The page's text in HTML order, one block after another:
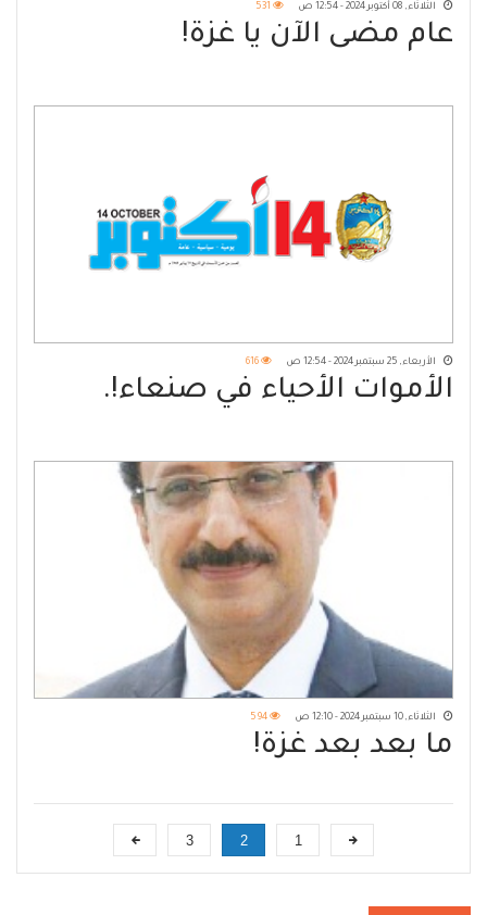
الثلاثاء, 08 أكتوبر 2024 - 12:54 ص 531
عام مضى الآن يا غزة!
الأربعاء, 25 سبتمبر 2024 - 12:54 ص 616
الأموات الأحياء في صنعاء!.
الثلاثاء, 10 سبتمبر 2024 - 12:10 ص 594
ما بعد بعد غزة!
1
2
3